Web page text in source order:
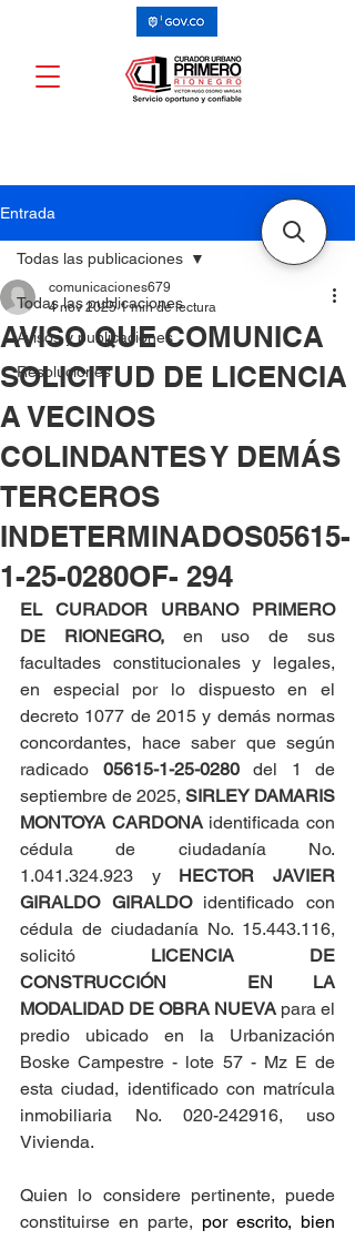
Entrada
Todas las publicaciones
Avisos y publicaciones
Resoluciones
Todas las publicaciones
AVISO QUE COMUNICA
SOLICITUD DE LICENCIA
A VECINOS
COLINDANTES Y DEMÁS
TERCEROS
INDETERMINADOS05615-
1-25-0280OF- 294
comunicaciones679
4 nov 2025 1 min de lectura
EL CURADOR URBANO PRIMERO
DE RIONEGRO, en uso de sus
facultades constitucionales y legales,
en especial por lo dispuesto en el
decreto 1077 de 2015 y demás normas
concordantes, hace saber que según
radicado 05615-1-25-0280 del 1 de
septiembre de 2025, SIRLEY DAMARIS
MONTOYA CARDONA identificada con
cédula de ciudadanía No.
1.041.324.923 y HECTOR JAVIER
GIRALDO GIRALDO identificado con
cédula de ciudadanía No. 15.443.116,
solicitó LICENCIA DE
CONSTRUCCIÓN  EN LA
MODALIDAD DE OBRA NUEVA para el
predio ubicado en la Urbanización
Boske Campestre - lote 57 - Mz E de
esta ciudad, identificado con matrícula
inmobiliaria No. 020-242916, uso
Vivienda.
Quien lo considere pertinente, puede
constituirse en parte, por escrito, bien